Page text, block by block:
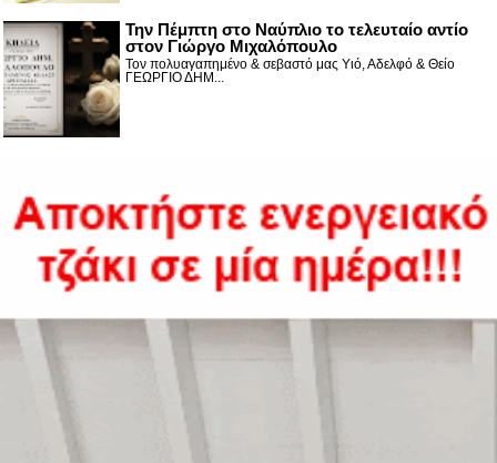
Την Πέμπτη στο Ναύπλιο το τελευταίο αντίο
στον Γιώργο Μιχαλόπουλο
Τον πολυαγαπημένο & σεβαστό μας Υιό, Αδελφό & Θείο
ΓΕΩΡΓΙΟ ΔΗΜ...